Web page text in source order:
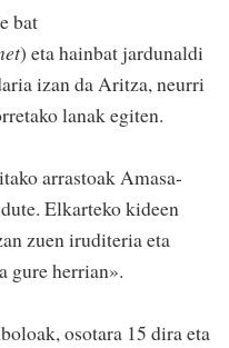
bat
) eta hainbat jardunaldi
izan da Aritza, neurri
lanak egiten.
arrastoak Amasa-
Elkarteko kideen
zuen iruditeria eta
gure herrian».
osotara 15 dira eta